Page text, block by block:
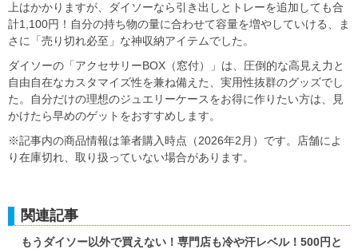
上はかかりますが、ダイソーなら引き出しとトレーを追加しても合
計1,100円！自分の持ち物の量に合わせて容量を増やしていける、ま
さに「売り切れ必至」な神収納アイテムでした。
ダイソーの「アクセサリーBOX（窓付）」は、圧倒的な高見え力と
自由自在なカスタマイズ性を兼ね備えた、実用性抜群のグッズでし
た。自分だけの理想のジュエリーケースをお得に作りたい方は、見
かけたら早めのゲットをおすすめします。
※記事内の商品情報は筆者購入時点（2026年2月）です。店舗によ
り在庫切れ、取り扱っていない場合があります。
関連記事
もうダイソー以外で買えない！専門店も冷や汗レベル！500円と